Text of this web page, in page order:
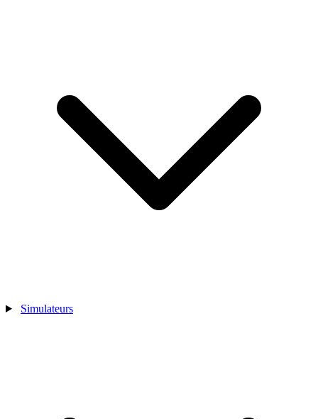
Simulateurs